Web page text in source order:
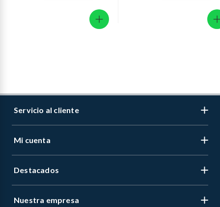
Servicio al cliente
Libro de reclamaciones
Tipos de entrega
Mi cuenta
Regístrate
Destacados
Recetas
Nuestra empresa